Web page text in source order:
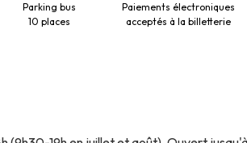
Parking bus
10 places
Paiements électroniques
acceptés à la billetterie